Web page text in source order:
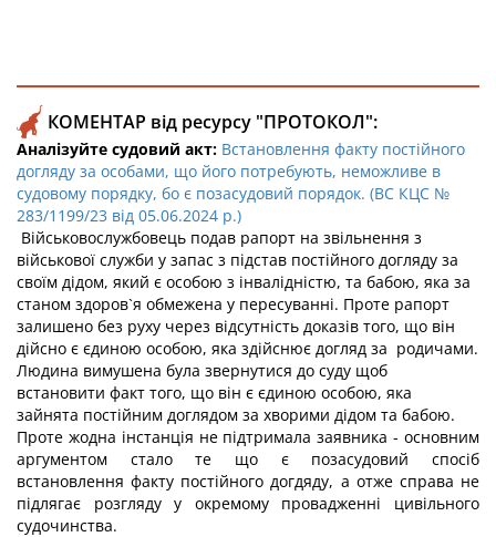
КОМЕНТАР від ресурсу "ПРОТОКОЛ":
Аналізуйте судовий акт: Встановлення факту постійного
догляду за особами, що його потребують, неможливе в
судовому порядку, бо є позасудовий порядок. (ВС КЦС №
283/1199/23 від 05.06.2024 р.)
Військовослужбовець подав рапорт на звільнення з
військової служби у запас з підстав постійного догляду за
своїм дідом, який є особою з інвалідністю, та бабою, яка за
станом здоров`я обмежена у пересуванні. Проте рапорт
залишено без руху через відсутність доказів того, що він
дійсно є єдиною особою, яка здійснює догляд за родичами.
Людина вимушена була звернутися до суду щоб
встановити факт того, що він є єдиною особою, яка
зайнята постійним доглядом за хворими дідом та бабою.
Проте жодна інстанція не підтримала заявника - основним
аргументом стало те що є позасудовий спосіб
встановлення факту постійного догдяду, а отже справа не
підлягає розгляду у окремому провадженні цивільного
судочинства.